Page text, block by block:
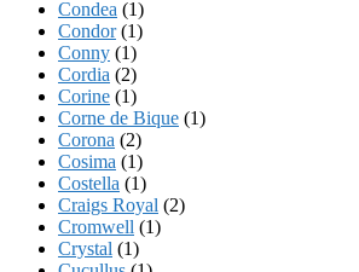
Condea (1)
Condor(1)
Conny (1)
Cordia (2)
Corine (1)
Corne de Bique (1)
Corona (2)
Cosima (1)
Costella (1)
Craigs Royal (2)
Cromwell (1)
Crystal (1)